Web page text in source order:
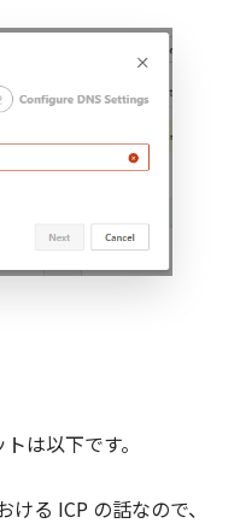
は以下です。
る ICP の話なので、